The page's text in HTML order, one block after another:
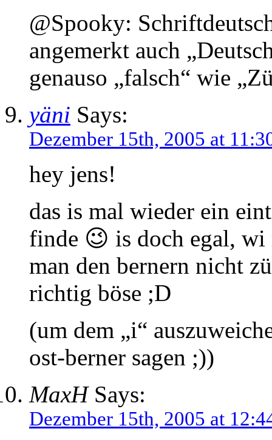
@Spooky:
angemerkt auch
genauso „falsch“ wie
yäni Says:
Dezember 15th, 2005 at
hey jens!
das is mal wieder ein
finde 😉 is doch egal, wi
man den bernern nicht
richtig böse ;D
(um dem „i“
ost-berner sagen ;))
MaxHSays:
Dezember 15th, 2005 at